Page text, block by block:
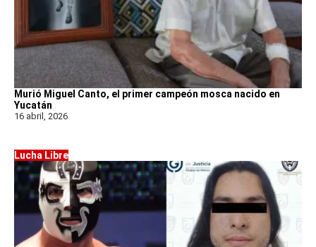
Murió Miguel Canto, el primer campeón mosca nacido en
Yucatán
16 abril, 2026
Lucha Libre